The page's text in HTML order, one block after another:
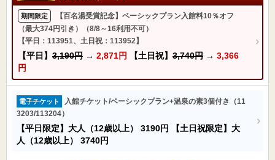
期間限定
【百名湯受賞記念】ベーシックプラン入館料10％オフ
（最大374円引き）（8/8～16利用不可）
【平日：113951、土日祝：113952】
【平日】 3,190円 → 2,871円 【土日祝】 3,740円 → 3,366
円
電子チケット
入館チケット/ベーシックプラン+温泉の素3個付き（11
3203/113204）
【平日限定】大人（12歳以上） 3190円
【土日祝限定】大
人（12歳以上） 3740円